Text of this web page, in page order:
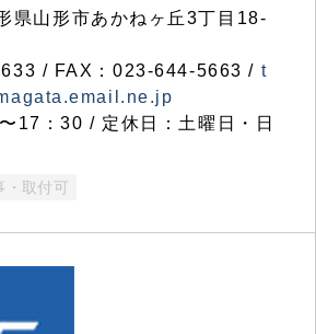
山形市あかねヶ丘3丁目18-
/ FAX：023-644-5663 / t
17：30 / 定休日：土曜日・日
・取付可